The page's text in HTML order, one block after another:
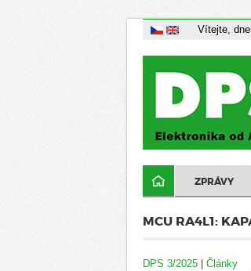
Vítejte,
ZPRÁVY
MCU RA4L1:
DPS 3/2025 | Články